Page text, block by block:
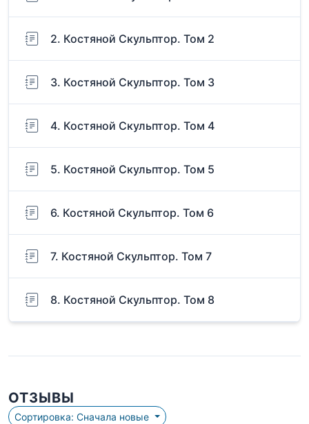
2. Костяной Скульптор. Том 2
3. Костяной Скульптор. Том 3
4. Костяной Скульптор. Том 4
5. Костяной Скульптор. Том 5
6. Костяной Скульптор. Том 6
7. Костяной Скульптор. Том 7
8. Костяной Скульптор. Том 8
ОТЗЫВЫ
Сортировка: Сначала новые